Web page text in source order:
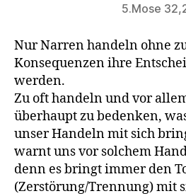
5.Mose
Nur Narren handeln ohne
Konsequenzen ihre
werden.
Zu oft handeln und vor
überhaupt zu bedenken,
unser Handeln mit sich
warnt uns vor solchem
denn es bringt immer den
(Zerstörung/Trennung) mit